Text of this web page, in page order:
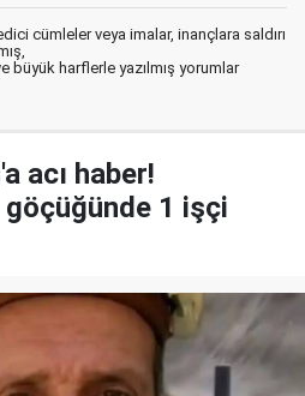
cümleler veya imalar, inançlara saldırı
büyük harflerle yazılmış yorumlar
acı haber!
1 işçi